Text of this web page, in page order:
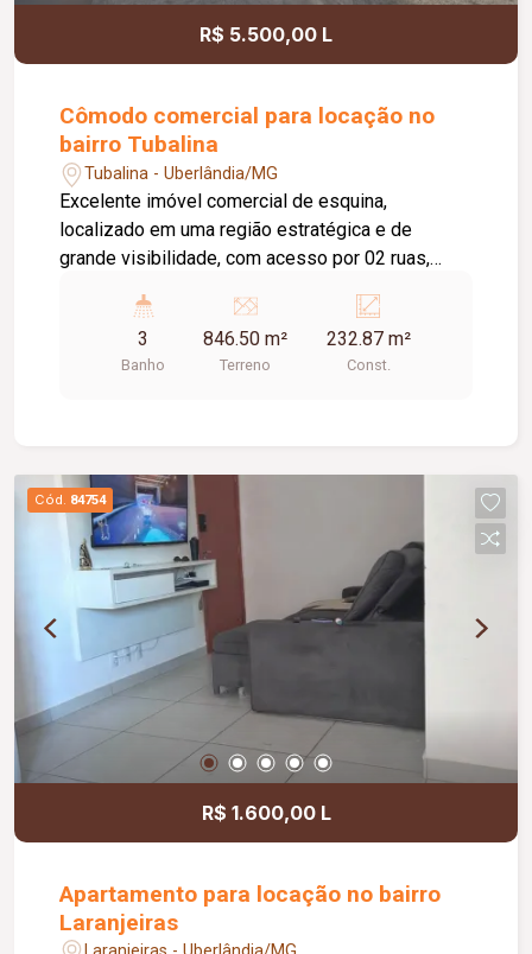
R$ 5.500,00 L
Cômodo comercial para locação no
bairro Tubalina
Tubalina - Uberlândia/MG
Excelente imóvel comercial de esquina,
localizado em uma região estratégica e de
grande visibilidade, com acesso por 02 ruas,
fornecedores e veículos. O imóvel conta com um
amplo salão de aproximadamente 80 m², com
frente para a rua e 02 portas de aço, oferecendo
proporcionando versatilidade para operações
comerciais, administrativas ou de
armazenamento. Com aproximadamente 233 m²
de área construída em um terreno de cerca de
847 m², este imóvel é uma excelente
oportunidade para empresas que buscam
espaço, localização privilegiada e grande
potencial para instalação ou expansão de suas
atividades. Agende uma visita e conheça o
espaço ideal para o sucesso do seu negócio!
3
Banho
846.50 m²
Terreno
232.87 m²
Const.
Cód. 84754
R$ 1.600,00 L
Apartamento para locação no bairro
Laranjeiras